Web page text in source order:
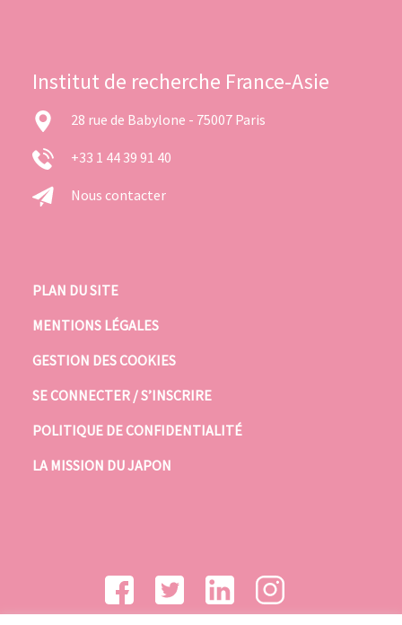
Institut de recherche France-Asie
28 rue de Babylone - 75007 Paris
+33 1 44 39 91 40
Nous contacter
PLAN DU SITE
MENTIONS LÉGALES
GESTION DES COOKIES
SE CONNECTER / S’INSCRIRE
POLITIQUE DE CONFIDENTIALITÉ
LA MISSION DU JAPON